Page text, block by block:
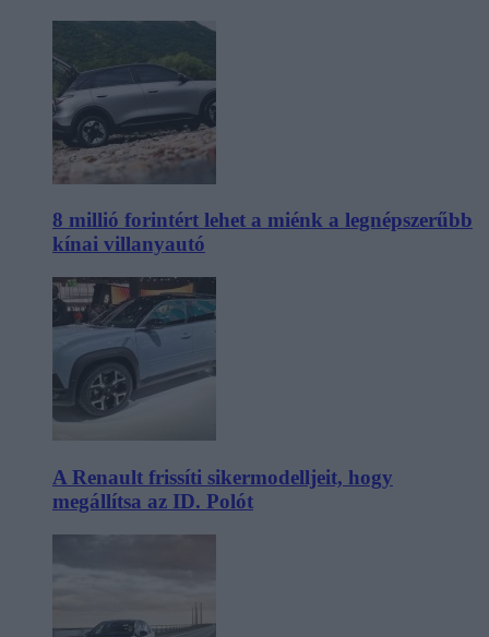
8 millió forintért lehet a miénk a legnépszerűbb
kínai villanyautó
A Renault frissíti sikermodelljeit, hogy
megállítsa az ID. Polót